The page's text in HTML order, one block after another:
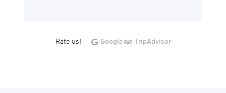
Rate us! Google TripAdvisor